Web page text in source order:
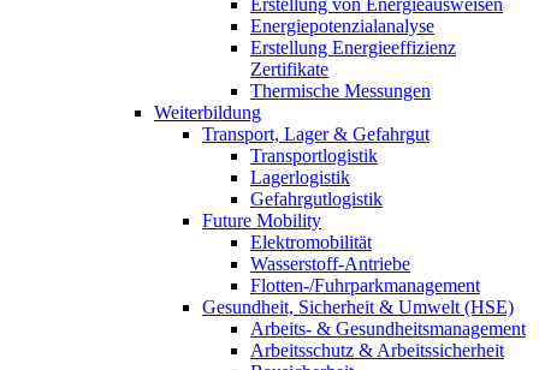
Energiepotenzialanalyse
Erstellung Energieeffizienz
Zertifikate
Thermische Messungen
Weiterbildung
Transport, Lager & Gefahrgut
Transportlogistik
Lagerlogistik
Gefahrgutlogistik
Future Mobility
Elektromobilität
Wasserstoff-Antriebe
Flotten-/Fuhrparkmanagement
Gesundheit, Sicherheit & Umwelt (HSE)
Arbeits- & Gesundheitsmanagement
Arbeitsschutz & Arbeitssicherheit